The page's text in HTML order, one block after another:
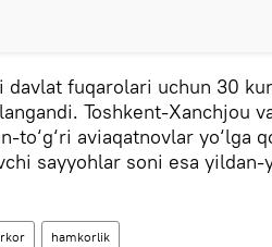
davlat fuqarolari uchun 30
Toshkent-Xanchjou
to‘g‘ri aviaqatnovlar yo‘lga
sayyohlar soni esa yildan-
hamkorlik